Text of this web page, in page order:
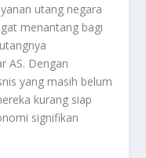
utang negara
menantang bagi
AS. Dengan
yang masih belum
kurang siap
signifikan